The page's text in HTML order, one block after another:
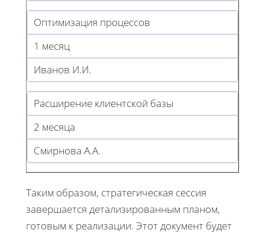
Оптимизация процессов
1 месяц
Иванов И.И.
Расширение клиентской базы
2 месяца
Смирнова А.А.
Таким образом, стратегическая сессия
завершается детализированным планом,
готовым к реализации. Этот документ будет